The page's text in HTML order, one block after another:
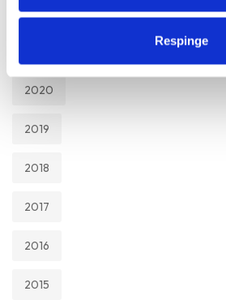
Respinge
2022
2020
2019
2018
2017
2016
2015